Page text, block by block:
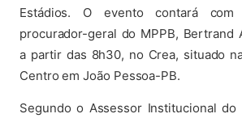
Estádios. O evento contará
procurador-geral do MPPB, Bertrand
a partir das 8h30, no Crea, situado
Centro em João Pessoa-PB.
Segundo o Assessor Institucional do